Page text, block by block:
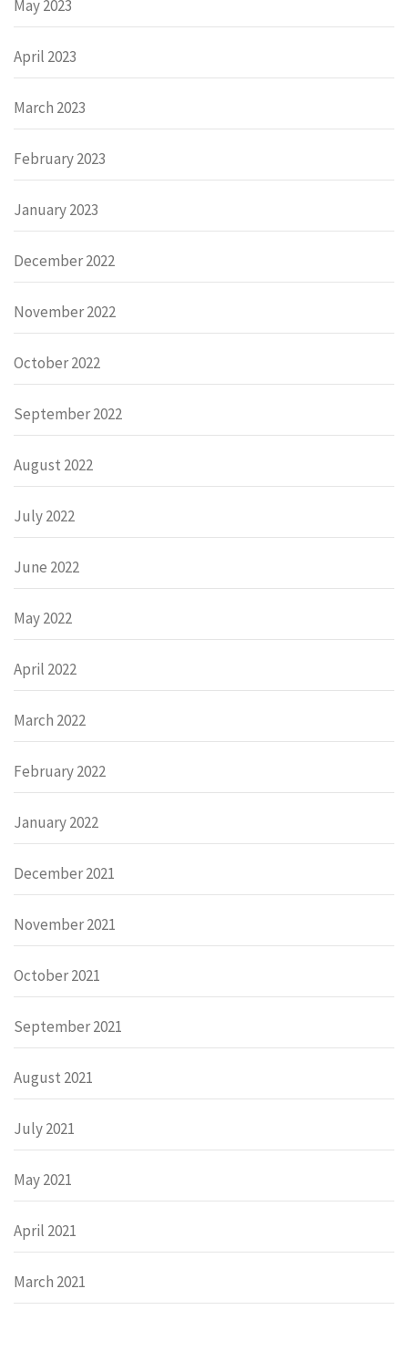
May 2023
April 2023
March 2023
February 2023
January 2023
December 2022
November 2022
October 2022
September 2022
August 2022
July 2022
June 2022
May 2022
April 2022
March 2022
February 2022
January 2022
December 2021
November 2021
October 2021
September 2021
August 2021
July 2021
May 2021
April 2021
March 2021